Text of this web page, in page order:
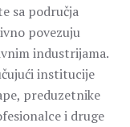
sa područja
povezuju
industrijama.
institucije
preduzetnike
i druge